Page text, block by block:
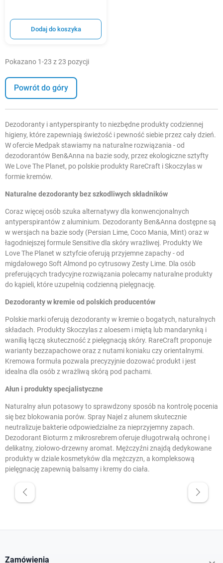
Cena
Dodaj do koszyka
Pokazano 1-23 z 23 pozycji
Powrót do góry
Dezodoranty i antyperspiranty to niezbędne produkty codziennej
higieny, które zapewniają świeżość i pewność siebie przez cały dzień.
W ofercie Medpak stawiamy na naturalne rozwiązania - od
dezodorantów Ben&Anna na bazie sody, przez ekologiczne sztyfty
We Love The Planet, po polskie produkty RareCraft i Skoczylas w
formie kremów.
Naturalne dezodoranty bez szkodliwych składników
Coraz więcej osób szuka alternatywy dla konwencjonalnych
antyperspirantów z aluminium. Dezodoranty Ben&Anna dostępne są
w wersjach na bazie sody (Persian Lime, Coco Mania, Mint) oraz w
łagodniejszej formule Sensitive dla skóry wrażliwej. Produkty We
Love The Planet w sztyfcie oferują przyjemne zapachy - od
migdałowego Soft Almond po cytrusowy Zesty Lime. Dla osób
preferujących tradycyjne rozwiązania polecamy naturalne produkty
do kąpieli, które uzupełnią codzienną pielęgnację.
Dezodoranty w kremie od polskich producentów
Polskie marki oferują dezodoranty w kremie o bogatych, naturalnych
składach. Produkty Skoczylas z aloesem i miętą lub mandarynką i
wanilią łączą skuteczność z pielęgnacją skóry. RareCraft proponuje
warianty bezzapachowe oraz z nutami koniaku czy orientalnymi.
Kremowa formuła pozwala precyzyjnie dozować produkt i jest
idealna dla osób z wrażliwą skórą pod pachami.
Ałun i produkty specjalistyczne
Naturalny ałun potasowy to sprawdzony sposób na kontrolę pocenia
się bez blokowania porów. Spray Najel z ałunem skutecznie
neutralizuje bakterie odpowiedzialne za nieprzyjemny zapach.
Dezodorant Bioturm z mikrosrebrem oferuje długotrwałą ochronę i
delikatny, ziołowo-drzewny aromat. Mężczyźni znajdą dedykowane
produkty w dziale kosmetyków dla mężczyzn, a kompleksową
pielęgnację zapewnią balsamy i kremy do ciała.
Zamówienia